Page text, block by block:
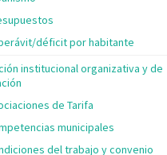
déficit por habitante
institucional organizativa y de
de Tarifa
municipales
del trabajo y convenio